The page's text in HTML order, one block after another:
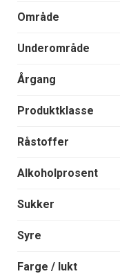
Område
Underområde
Årgang
Produktklasse
Råstoffer
Alkoholprosent
Sukker
Syre
Farge / lukt